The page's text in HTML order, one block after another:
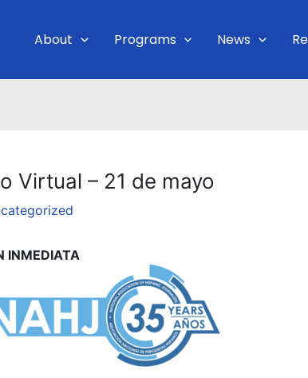
About Programs News
Virtual – 21 de mayo
INMEDIATA